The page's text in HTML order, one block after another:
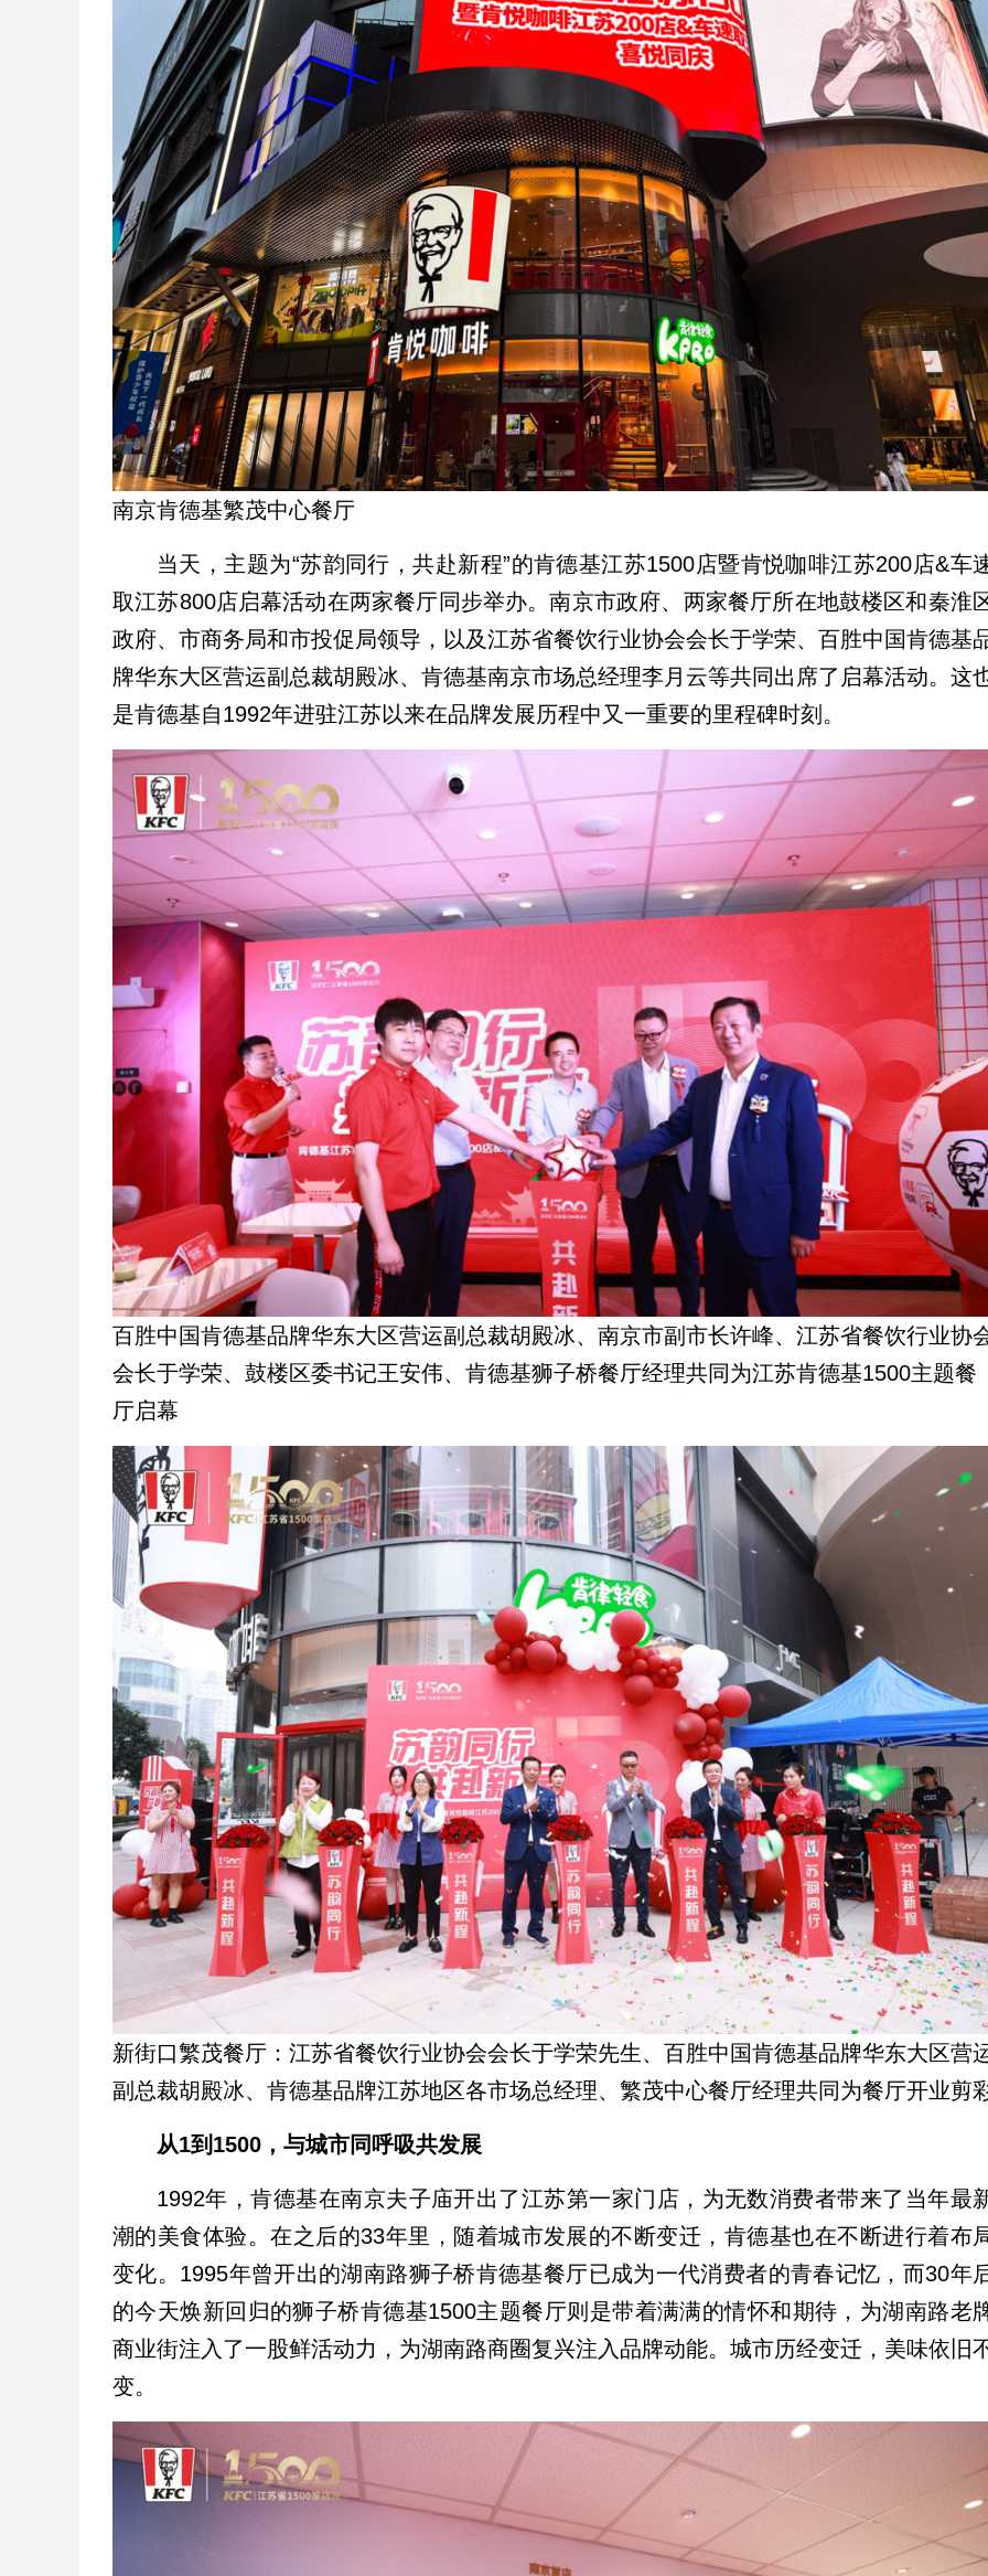
南京肯德基繁茂中心餐厅
当天，主题为“苏韵同行，共赴新程”的肯德基江苏1500店暨肯悦咖啡江苏200店&车
取江苏800店启幕活动在两家餐厅同步举办。南京市政府、两家餐厅所在地鼓楼区和秦淮
政府、市商务局和市投促局领导，以及江苏省餐饮行业协会会长于学荣、百胜中国肯德基
牌华东大区营运副总裁胡殿冰、肯德基南京市场总经理李月云等共同出席了启幕活动。这
是肯德基自1992年进驻江苏以来在品牌发展历程中又一重要的里程碑时刻。
百胜中国肯德基品牌华东大区营运副总裁胡殿冰、南京市副市长许峰、江苏省餐饮行业协
会长于学荣、鼓楼区委书记王安伟、肯德基狮子桥餐厅经理共同为江苏肯德基1500主题餐
厅启幕
新街口繁茂餐厅：江苏省餐饮行业协会会长于学荣先生、百胜中国肯德基品牌华东大区营
副总裁胡殿冰、肯德基品牌江苏地区各市场总经理、繁茂中心餐厅经理共同为餐厅开业剪
从1到1500，与城市同呼吸共发展
1992年，肯德基在南京夫子庙开出了江苏第一家门店，为无数消费者带来了当年最
潮的美食体验。在之后的33年里，随着城市发展的不断变迁，肯德基也在不断进行着布
变化。1995年曾开出的湖南路狮子桥肯德基餐厅已成为一代消费者的青春记忆，而30年
的今天焕新回归的狮子桥肯德基1500主题餐厅则是带着满满的情怀和期待，为湖南路老
商业街注入了一股鲜活动力，为湖南路商圈复兴注入品牌动能。城市历经变迁，美味依旧
变。